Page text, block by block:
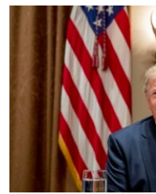
BLOGLAR
Русский
Українською